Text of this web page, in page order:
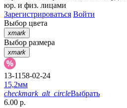
юр. и физ. лицами
Зарегистрироваться Войти
Выбор цвета
xmark
Выбор размера
xmark
13-1158-02-24
15,2мм
checkmark_alt_circleВыбрать
6.00 р.